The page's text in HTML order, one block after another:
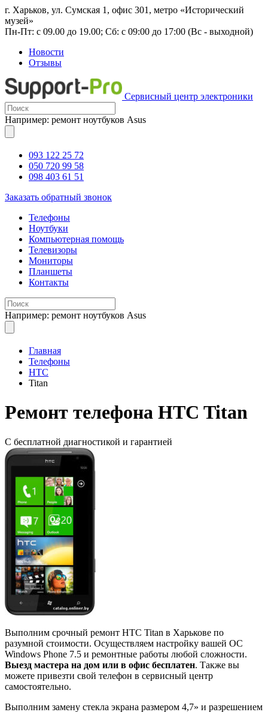
г. Харьков, ул. Сумская 1, офис 301, метро «Исторический
музей»
Пн-Пт: с 09.00 до 19.00; Сб: с 09:00 до 17:00 (Вс - выходной)
Новости
Отзывы
Сервисный центр электроники
Например: ремонт ноутбуков Asus
093 122 25 72
050 720 99 58
098 403 61 51
Заказать обратный звонок
Телефоны
Ноутбуки
Компьютерная помощь
Телевизоры
Мониторы
Планшеты
Контакты
Например: ремонт ноутбуков Asus
Главная
Телефоны
HTC
Titan
Ремонт телефона HTC Titan
С бесплатной диагностикой и гарантией
Выполним срочный ремонт HTC Titan в Харькове по
разумной стоимости. Осуществляем настройку вашей ОС
Windows Phone 7.5 и ремонтные работы любой сложности.
Выезд мастера на дом или в офис бесплатен. Также вы
можете привезти свой телефон в сервисный центр
самостоятельно.
Выполним замену стекла экрана размером 4,7» и разрешением